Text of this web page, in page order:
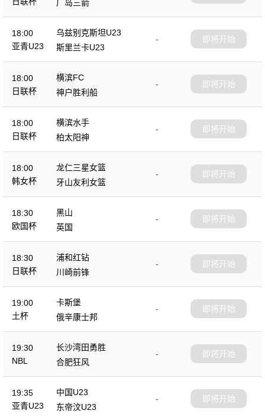
广岛三箭
18:00
亚青U23
乌兹别克斯坦U23
-
斯里兰卡U23
即将开始
18:00
日联杯
横滨FC
-
神户胜利船
即将开始
18:00
日联杯
横滨水手
-
柏太阳神
即将开始
18:00
韩女杯
龙仁三星女篮
-
牙山友利女篮
即将开始
18:30
欧国杯
黑山
-
英国
即将开始
18:30
日联杯
浦和红钻
-
川崎前锋
即将开始
19:00
土杯
卡斯堡
-
俄辛康士邦
即将开始
19:30
NBL
长沙湾田勇胜
-
合肥狂风
即将开始
19:35
亚青U23
中国U23
-
东帝汶U23
即将开始